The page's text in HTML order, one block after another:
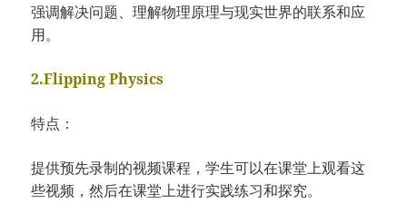
强调解决问题、理解物理原理与现实世界的联系和应
用。
2.Flipping Physics
特点：
提供预先录制的视频课程，学生可以在课堂上观看这
些视频，然后在课堂上进行实践练习和探究。